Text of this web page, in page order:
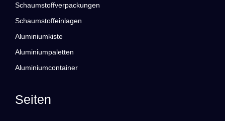
Schaumstoffverpackungen
Schaumstoffeinlagen
Aluminiumkiste
Aluminiumpaletten
Aluminiumcontainer
Seiten